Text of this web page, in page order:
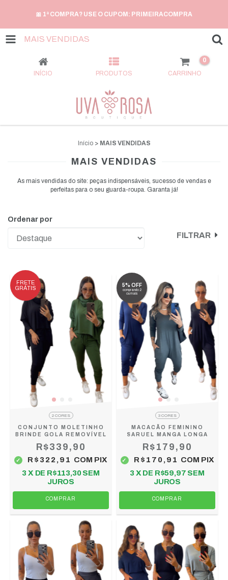
🎀 1ª COMPRA? USE O CUPOM: PRIMEIRACOMPRA
MAIS VENDIDAS
INÍCIO PRODUTOS CARRINHO
0
Início > MAIS VENDIDAS
MAIS VENDIDAS
As mais vendidas do site: peças indispensáveis, sucesso de vendas e
perfeitas para o seu guarda-roupa. Garanta já!
Ordenar por
FILTRAR
FRETE
GRÁTIS
2 CORES
CONJUNTO MOLETINHO
BRINDE GOLA REMOVÍVEL
R$339,90
R$322,91 COM PIX
3 X DE R$113,30 SEM
JUROS
COMPRAR
5% OFF
comprando 2
ou mais
3 CORES
MACACÃO FEMININO
SARUEL MANGA LONGA
R$179,90
R$170,91 COM PIX
3 X DE R$59,97 SEM
JUROS
COMPRAR